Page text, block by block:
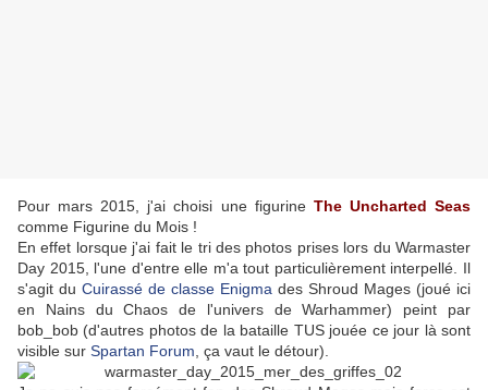
Pour mars 2015, j'ai choisi une figurine The Uncharted Seas
comme Figurine du Mois !
En effet lorsque j'ai fait le tri des photos prises lors du Warmaster
Day 2015, l'une d'entre elle m'a tout particulièrement interpellé. Il
s'agit du Cuirassé de classe Enigma des Shroud Mages (joué ici
en Nains du Chaos de l'univers de Warhammer) peint par
bob_bob (d'autres photos de la bataille TUS jouée ce jour là sont
visible sur Spartan Forum , ça vaut le détour).